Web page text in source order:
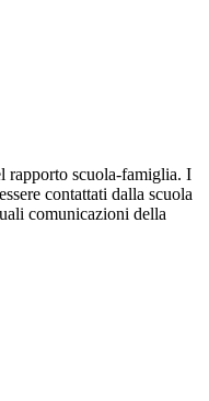
rapporto scuola-famiglia. I
contattati dalla scuola
comunicazioni della